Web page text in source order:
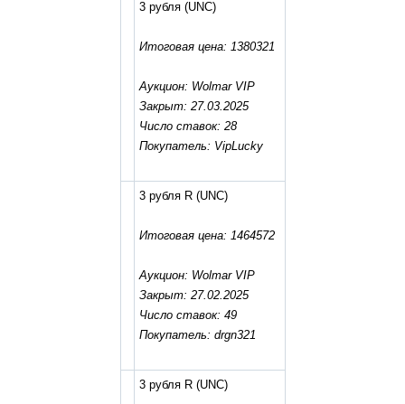
3 рубля(UNC)
Итоговая цена: 1380321
Аукцион: Wolmar VIP
Закрыт: 27.03.2025
Число ставок: 28
Покупатель: VipLucky
3 рубля R(UNC)
Итоговая цена: 1464572
Аукцион: Wolmar VIP
Закрыт: 27.02.2025
Число ставок: 49
Покупатель: drgn321
3 рубля R(UNC)